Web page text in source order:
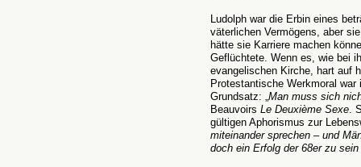
Ludolph war die Erbin eines
väterlichen Vermögens, aber
hätte sie Karriere machen
Geflüchtete. Wenn es, wie bei
evangelischen Kirche, hart auf
Protestantische Werkmoral
Grundsatz: „Man muss sich
Beauvoirs Le Deuxième Sexe.
gültigen Aphorismus zur
miteinander sprechen – und
doch ein Erfolg der 68er zu